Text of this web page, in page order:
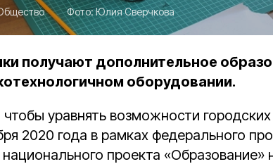
Фото:Юлия Сверчкова
получают дополнительное
оборудовании.
чтобы уравнять возможности
2020 года в рамках федерального
национального проекта «Образование»